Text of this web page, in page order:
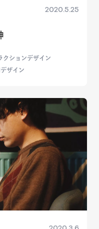
2020.5.25
クションデザイン
デザイン